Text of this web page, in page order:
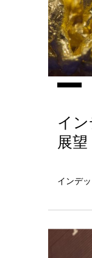
イ
展
インデ